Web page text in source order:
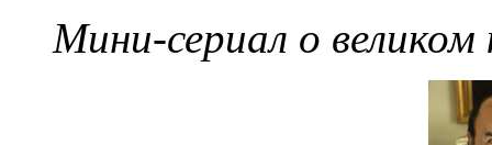
Мини-сериал о великом